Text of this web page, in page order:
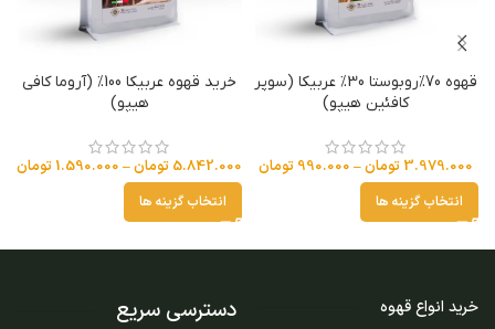
قهوه 70%روبوستا 30% عربیکا (سوپر
کافئین هیپو)
3.979.000 تومان–
990.000 تومان
انتخاب گزینه ها
خرید قهوه عربیکا 100% (آروما کافی
هیپو)
5.842.000 تومان–
1.590.000 تومان
انتخاب گزینه ها
خرید انواع قهوه دسترسی سریع